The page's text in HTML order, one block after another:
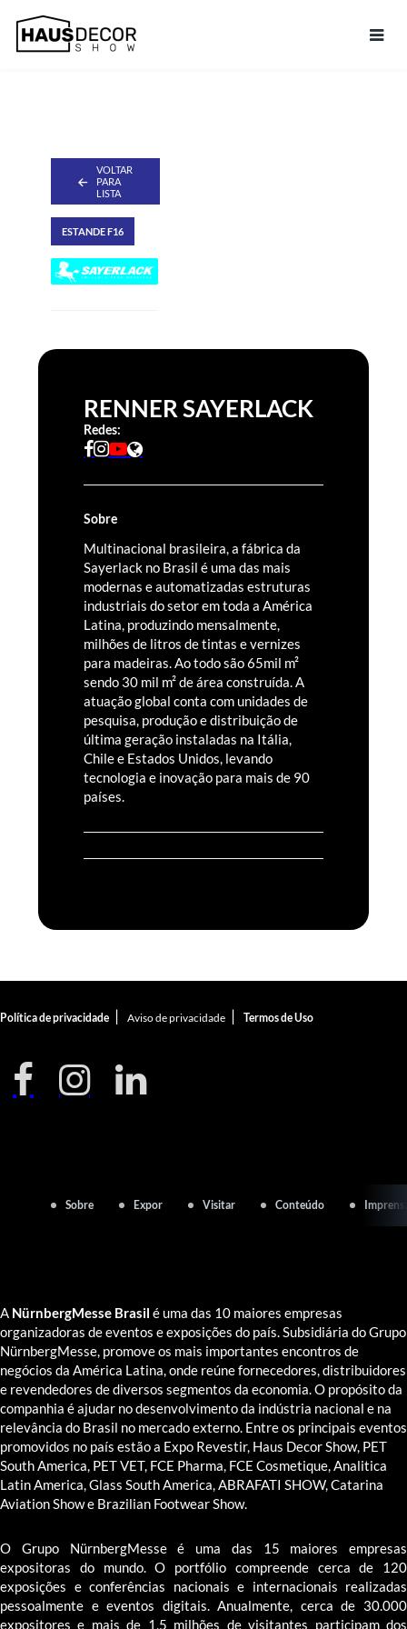
VOLTAR
PARA
LISTA
ESTANDE F16
RENNER SAYERLACK
Redes:
Sobre
Multinacional brasileira, a fábrica da
Sayerlack no Brasil é uma das mais
modernas e automatizadas estruturas
industriais do setor em toda a América
Latina, produzindo mensalmente,
milhões de litros de tintas e vernizes
para madeiras. Ao todo são 65mil m²
sendo 30 mil m² de área construída. A
atuação global conta com unidades de
pesquisa, produção e distribuição de
última geração instaladas na Itália,
Chile e Estados Unidos, levando
tecnologia e inovação para mais de 90
países.
Política de privacidade | Aviso de privacidade | Termos de Uso
Sobre Expor Visitar Conteúdo
A NürnbergMesse Brasil é uma das 10 maiores empresas
organizadoras de eventos e exposições do país. Subsidiária do Grupo
NürnbergMesse, promove os mais importantes encontros de
negócios da América Latina, onde reúne fornecedores, distribuidores
e revendedores de diversos segmentos da economia. O propósito da
companhia é ajudar no desenvolvimento da indústria nacional e na
relevância do Brasil no mercado externo. Entre os principais eventos
promovidos no país estão a Expo Revestir, Haus Decor Show, PET
South America, PET VET, FCE Pharma, FCE Cosmetique, Analitica
Latin America, Glass South America, ABRAFATI SHOW, Catarina
Aviation Show e Brazilian Footwear Show.
O Grupo NürnbergMesse é uma das 15 maiores empresas
expositoras do mundo. O portfólio compreende cerca de 120
exposições e conferências nacionais e internacionais realizadas
pessoalmente e eventos digitais. Anualmente, cerca de 30.000
expositores e mais de 1,5 milhões de visitantes participam dos